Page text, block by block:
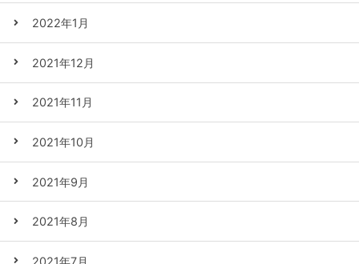
2022年1月
2021年12月
2021年11月
2021年10月
2021年9月
2021年8月
2021年7月